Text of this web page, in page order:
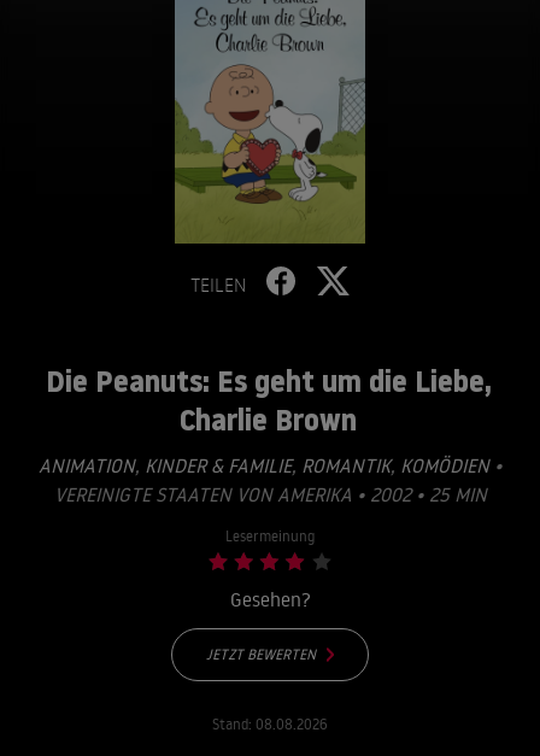
TEILEN
Die Peanuts: Es geht um die Liebe,
Charlie Brown
ANIMATION, KINDER & FAMILIE, ROMANTIK, KOMÖDIEN•
VEREINIGTE STAATEN VON AMERIKA • 2002 • 25 MIN
Lesermeinung
Gesehen?
JETZT BEWERTEN
Stand: 08.08.2026